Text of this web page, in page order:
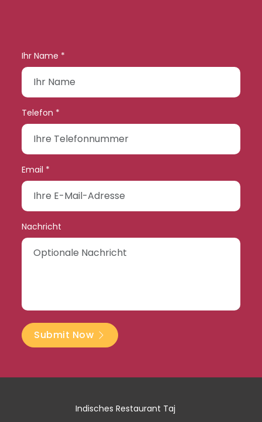
Ihr Name *
Telefon *
Email *
Nachricht
Submit Now
Indisches Restaurant Taj